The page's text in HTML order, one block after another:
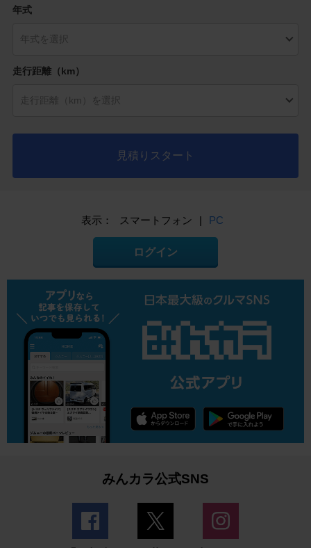
年式
走行距離（km）
見積りスタート
表示： スマートフォン | PC
ログイン
みんカラ公式SNS